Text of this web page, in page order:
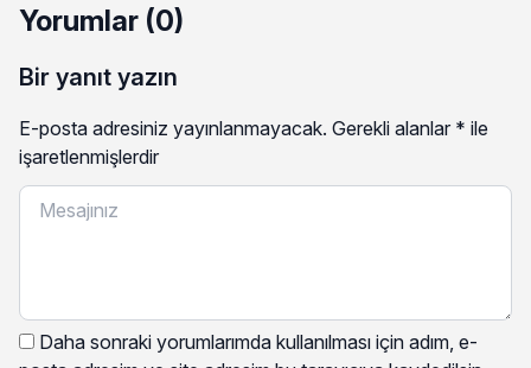
Yorumlar (0)
Bir yanıt yazın
E-posta adresiniz yayınlanmayacak. Gerekli alanlar * ile
işaretlenmişlerdir
Daha sonraki yorumlarımda kullanılması için adım, e-